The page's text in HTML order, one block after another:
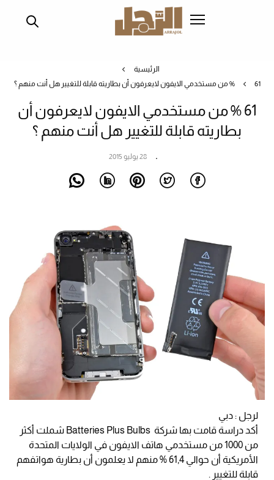
الرئيسية
61 % من مستخدمي الايفون لايعرفون أن بطاريته قابلة للتغيير هل أنت منهم ؟
61 % من مستخدمي الايفون لايعرفون أن
بطاريته قابلة للتغيير هل أنت منهم ؟
28 يوليو 2015
لرجل : دبي
أكد دراسة قامت بها شركة Batteries Plus Bulbs شملت أكثر
من 1000 من مستخدمي هاتف الايفون في الولايات المتحدة
الأمريكية أن حوالي 61,4 % منهم لا يعلمون أن بطارية هواتفهم
قابلة للتغيير .